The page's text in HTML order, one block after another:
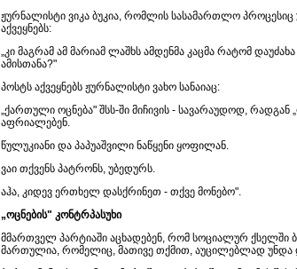
ჟურნალისტი ვიკა ბუკია, რომლის სასამართლო პროცესიც
აქვეყნებს:
„კი მაგრამ ამ მარიამ ლაშხს ამდენმა კაცმა რატომ
ამისთანა?"
პოსტს აქვეყნებს ჟურნალისტი ვახო სანაიაც:
„ქართული ოცნება" შსს-ში მიჩივის - სავარაუდოდ, რადგან
აფრიალებენ.
წულუკიანი და პაპუაშვილი ნაწყენი ყოფილან.
ვაი თქვენს პატრონს, უბედურს.
აჰა, კიდევ ერთხელ დასქრინეთ - თქვე მონებო".
„ოცნების" კონტრპასუხი
მმართველ პარტიაში აცხადებენ, რომ სოციალურ ქსელში
მართულია, რომელიც, მათივე თქმით, აუცილებლად